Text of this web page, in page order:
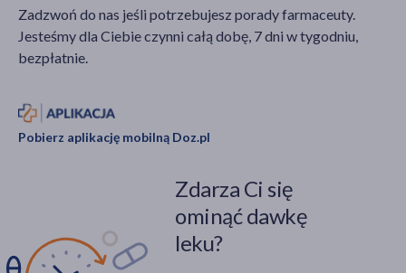
Zadzwoń do nas jeśli potrzebujesz porady farmaceuty.
Jesteśmy dla Ciebie czynni całą dobę, 7 dni w tygodniu,
bezpłatnie.
Pobierz aplikację mobilną Doz.pl
Zdarza Ci się
ominąć dawkę
leku?